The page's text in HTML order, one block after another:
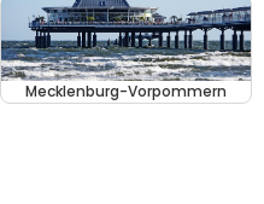
Mecklenburg-Vorpommern